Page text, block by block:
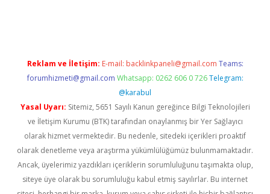
Reklam ve İletişim: E-mail: backlinkpaneli@gmail.com Teams:
forumhizmeti@gmail.com Whatsapp: 0262 606 0 726 Telegram:
@karabul
Yasal Uyarı: Sitemiz, 5651 Sayılı Kanun gereğince Bilgi Teknolojileri
ve İletişim Kurumu (BTK) tarafından onaylanmış bir Yer Sağlayıcı
olarak hizmet vermektedir. Bu nedenle, sitedeki içerikleri proaktif
olarak denetleme veya araştırma yükümlülüğümüz bulunmamaktadır.
Ancak, üyelerimiz yazdıkları içeriklerin sorumluluğunu taşımakta olup,
siteye üye olarak bu sorumluluğu kabul etmiş sayılırlar. Bu internet